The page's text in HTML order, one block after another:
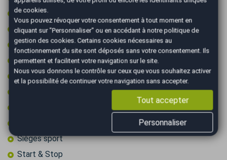
Peinture integrale
Prise 12v
Prise audio USB
Radar arrière de détection d'obstacles
Régulateur de vitesse
Rétroviseurs rabattables électriquement
Sièges sport
Start & Stop
de cookies.
Vous pouvez révoquer votre consentement à tout moment en
cliquant sur "Personnaliser" ou en accédant à notre politique de
gestion des cookies. Certains cookies nécessaires au
fonctionnement du site sont déposés sans votre consentement. Ils
permettent et facilitent votre navigation sur le site.
Nous vous donnons le contrôle sur ceux que vous souhaitez activer
et la possibilité de continuer votre navigation sans accepter.
Tout accepter
Personnaliser